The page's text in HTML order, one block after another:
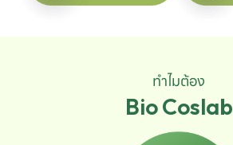
ทำไมต้อง
Bio Coslab